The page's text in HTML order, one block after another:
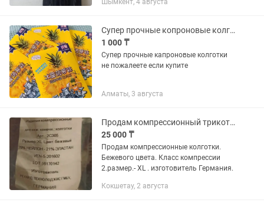
чёрного кружева, смотрится очень
Шымкент, 4 августа
Супер прочные копроновые колготки
1 000 ₸
Супер прочные капроновые колготки
не пожалеете если купите
Алматы, 3 августа
Продам компрессионный трикотаж.
25 000 ₸
Продам компрессионные колготки.
Бежевого цвета. Класс компрессии
2.размер.- XL . изготовитель Германия.
Кокшетау, 2 августа